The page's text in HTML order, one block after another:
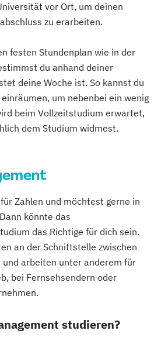
vor Ort, um deinen
zu erarbeiten.
festen Stundenplan wie in der
du anhand deiner
deine Woche ist. So kannst du
um nebenbei ein wenig
beim Vollzeitstudium erwartet,
dem Studium widmest.
Zahlen und möchtest gerne in
könnte das
das Richtige für dich sein.
an der Schnittstelle zwischen
arbeiten unter anderem für
bei Fernsehsendern oder
studieren?